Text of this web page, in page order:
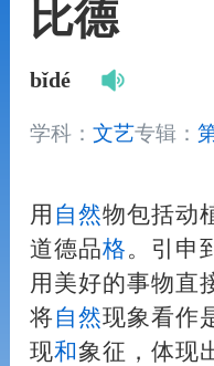
比德
bǐdé
学科： 文艺专辑：
用 自然物包括动
道德品格。引申
用美好的事物直
将自然现象看作
现和象征，体现